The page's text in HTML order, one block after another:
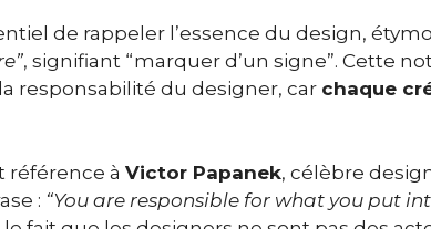
de rappeler l’essence du design,
, signifiant “marquer d’un signe”. Cette
responsabilité du designer, car chaque
référence à Victor Papanek, célèbre
: “You are responsible for what you put